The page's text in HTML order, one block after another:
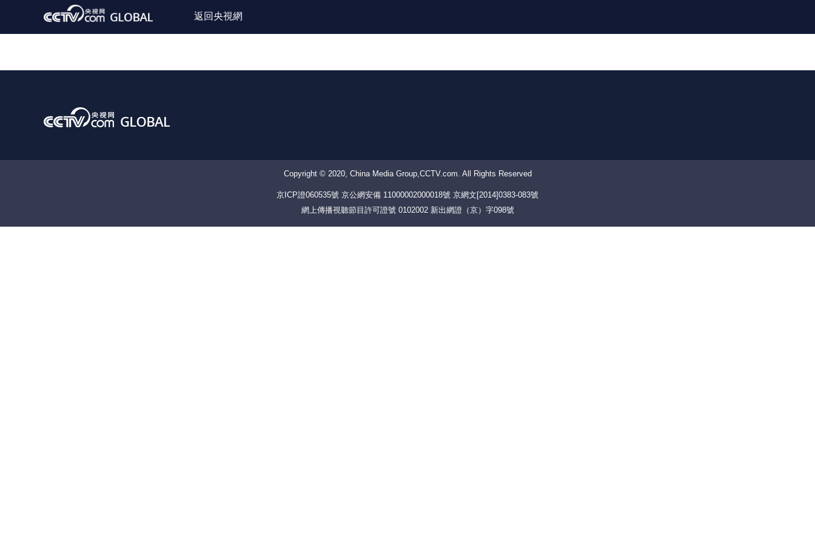
返回央視網
Copyright © 2020, China Media Group,CCTV.com. All Rights Reserved
京ICP證060535號 京公網安備 11000002000018號 京網文[2014]0383-083號
網上傳播視聽節目許可證號 0102002 新出網證（京）字098號